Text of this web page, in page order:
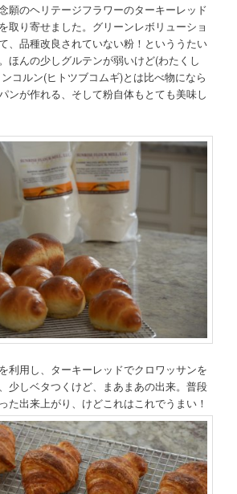
願のヘリテージフラワーのターキーレッド
取り寄せました。グリーンレボリューショ
、品種改良されていない粉！といううたい
ほんの少しグルテンが弱いけど(わたくし
コルン(ヒトツブコムギ)とは比べ物になら
ンが作れる、そして粉自体もとても美味し
利用し、ターキーレッドでクロワッサンを
少しベタつくけど、まあまあの出来。普段
た出来上がり、けどこれはこれでうまい！